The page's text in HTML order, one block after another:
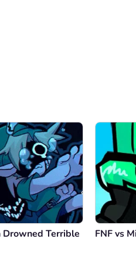
Drowned Terrible
FNF vs